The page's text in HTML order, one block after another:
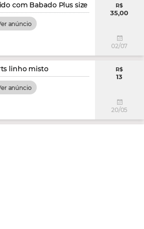
com Babado Plus size
anúncio
R$
35,00
02/07
linho misto
anúncio
R$
13
20/05